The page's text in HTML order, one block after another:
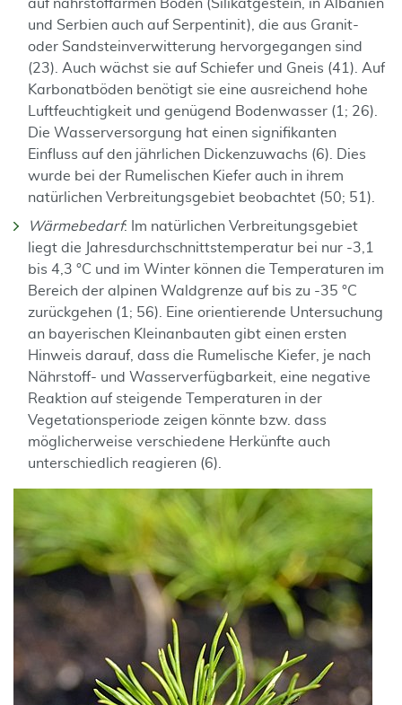
auf nährstoffarmen Böden (Silikatgestein, in Albanien
und Serbien auch auf Serpentinit), die aus Granit-
oder Sandsteinverwitterung hervorgegangen sind
(23). Auch wächst sie auf Schiefer und Gneis (41). Auf
Karbonatböden benötigt sie eine ausreichend hohe
Luftfeuchtigkeit und genügend Bodenwasser (1; 26).
Die Wasserversorgung hat einen signifikanten
Einfluss auf den jährlichen Dickenzuwachs (6). Dies
wurde bei der Rumelischen Kiefer auch in ihrem
natürlichen Verbreitungsgebiet beobachtet (50; 51).
Wärmebedarf:
Im natürlichen Verbreitungsgebiet
liegt die Jahresdurchschnittstemperatur bei nur -3,1
bis 4,3 °C und im Winter können die Temperaturen im
Bereich der alpinen Waldgrenze auf bis zu -35 °C
zurückgehen (1; 56).
Eine orientierende Untersuchung
an bayerischen Kleinanbauten gibt einen ersten
Hinweis darauf, dass die Rumelische Kiefer, je nach
Nährstoff- und Wasserverfügbarkeit, eine negative
Reaktion auf steigende Temperaturen in der
Vegetationsperiode zeigen könnte bzw. dass
möglicherweise verschiedene Herkünfte auch
unterschiedlich reagieren (6).